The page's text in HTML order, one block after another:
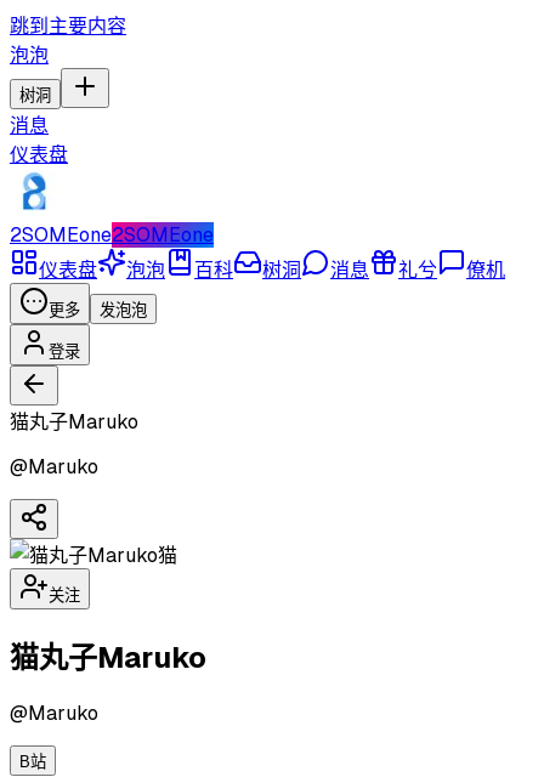
跳到主要内容
泡泡
树洞
消息
仪表盘
2SOMEone2SOMEone
仪表盘
泡泡 百科 树洞 消息 礼兮 僚机
更多 发泡泡
登录
猫丸子Maruko
@Maruko
猫
关注
猫丸子Maruko
@Maruko
B站